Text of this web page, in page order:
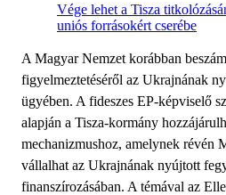
Vége lehet a Tisza
uniós forrásokért cserébe
A Magyar Nemzet korábban
figyelmeztetéséről az Ukrajnának
ügyében. A fideszes EP-képviselő
alapján a Tisza-kormány
mechanizmushoz, amelynek révén
vállalhat az Ukrajnának nyújtott
finanszírozásában. A témával az